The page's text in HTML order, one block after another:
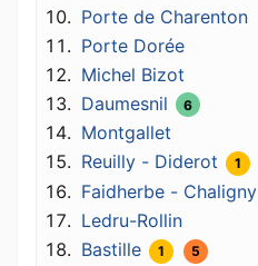
Porte de Charenton
Porte Dorée
Michel Bizot
Daumesnil
6
Montgallet
Reuilly - Diderot
1
Faidherbe - Chaligny
Ledru-Rollin
Bastille
1 5